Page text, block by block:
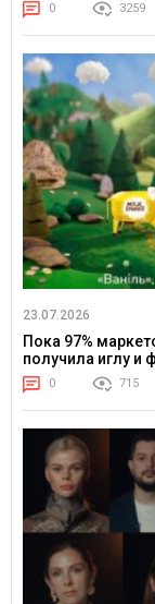
0 3259
23.07.2026
Пока 97%
получила иглу и
0 715